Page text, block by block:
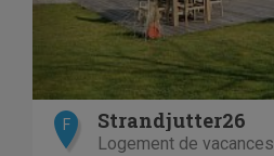
F Strandjutter26
Logement de vacances